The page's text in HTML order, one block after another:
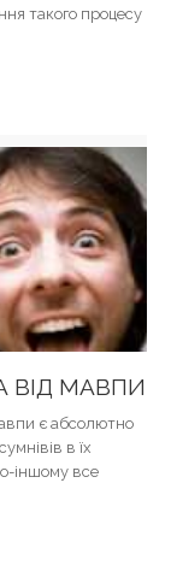
такого процесу
ВІД МАВПИ
є абсолютно
в їх
іншому все